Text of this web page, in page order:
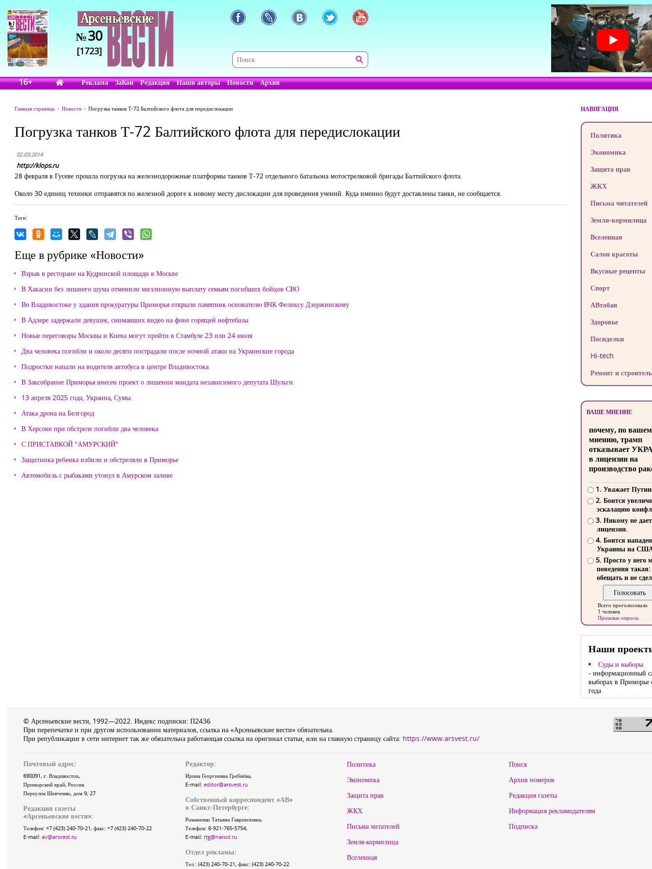
№30
[1723]
16+ Реклама ЗаКон Редакция Наши авторы Новости Архив
Главная страница Новости Погрузка танков Т-72 Балтийского флота для передислокации
Погрузка танков Т-72 Балтийского флота для передислокации
02.03.2014
http://klops.ru
28 февраля в Гусеве прошла погрузка на железнодорожные платформы танков Т-72 отдельного батальона мотострелковой бригады Балтийского флота.
Около 30 единиц техники отправятся по железной дороге к новому месту дислокации для проведения учений. Куда именно будут доставлены танки, не сообщается.
Теги:
Еще в рубрике «Новости»
Взрыв в ресторане на Кудринской площади в Москве
В Хакасии без лишнего шума отменили миллионную выплату семьям погибших бойцов СВО
Во Владивостоке у здания прокуратуры Приморья открыли памятник основателю ВЧК Феликсу Дзержинскому
В Адлере задержали девушек, снимавших видео на фоне горящей нефтебазы
Новые переговоры Москвы и Киева могут пройти в Стамбуле 23 или 24 июля
Два человека погибли и около десяти пострадали после ночной атаки на Украинские города
Подростки напали на водителя автобуса в центре Владивостока
В Заксобрание Приморья внесен проект о лишении мандата независимого депутата Шульги
13 апреля 2025 года, Украина, Сумы.
Атака дрона на Белгород
В Херсоне при обстреле погибли два человека
С ПРИСТАВКОЙ "АМУРСКИЙ"
Защитника ребенка избили и обстреляли в Приморье
Автомобиль с рыбаками утонул в Амурском заливе
НАВИГАЦИЯ
Политика
Экономика
Защита прав
ЖКХ
Письма читателей
Земля-кормилица
Вселенная
Салон красоты
Вкусные рецепты
Спорт
АВтобан
Здоровье
Посиделки
Hi-tech
Ремонт и
ВАШЕ МНЕНИЕ
почему, по
мнению, трамп
отказывает
в лицензии на
производство
1. Уважает
2. Боится
эскалацию
3. Никому не
лицензии.
4. Боится
Украины на
5. Просто у него
поведения такая:
обещать и не
Всего проголосовало
1 человек
Прошлые опросы
Наши
Суды и выборы
- информационный
выборах в Приморье
года
© Арсеньевские вести, 1992—2022. Индекс подписки: П2436
При перепечатке и при другом использовании материалов, ссылка на «Арсеньевские вести» обязательна.
При републикации в сети интернет так же обязательна работающая ссылка на оригинал статьи, или на главную страницу сайта: https://www.arsvest.ru/
Почтовый адрес:
690091, г. Владивосток,
Приморский край, Россия.
Переулок Шевченко, дом 9, 27
Редакция газеты
«Арсеньевские вести»:
Телефон: +7 (423) 240-70-21, факс: +7 (423) 240-70-22
E-mail: av@arsvest.ru
Редактор:
Ирина Георгиевна Гребнёва,
E-mail: editor@arsvest.ru
Собственный корреспондент «АВ»
в Санкт-Петербурге:
Романенко Татьяна Гаврииловна,
Телефон: 8-921-765-5754,
E-mail: rtg@narod.ru
Отдел рекламы:
Тел.: (423) 240-70-21, факс: (423) 240-70-22
Политика
Экономика
Защита прав
ЖКХ
Письма читателей
Земля-кормилица
Вселенная
Поиск
Архив номеров
Редакция газеты
Информация рекламодателям
Подписка